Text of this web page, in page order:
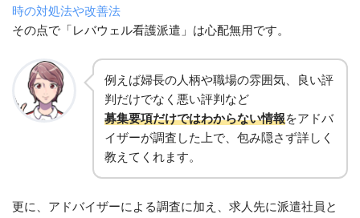
時の対処法や改善法
その点で「レバウェル看護派遣」は心配無用です。
例えば婦長の人柄や職場の雰囲気、良い評
判だけでなく悪い評判など
募集要項だけではわからない情報をアドバ
イザーが調査した上で、包み隠さず詳しく
教えてくれます。
更に、アドバイザーによる調査に加え、求人先に派遣社員と